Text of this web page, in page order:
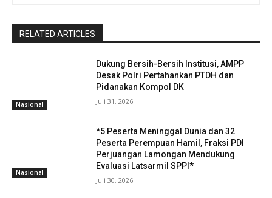
RELATED ARTICLES
Nasional
Dukung Bersih-Bersih Institusi, AMPP
Desak Polri Pertahankan PTDH dan
Pidanakan Kompol DK
Juli 31, 2026
Nasional
*5 Peserta Meninggal Dunia dan 32
Peserta Perempuan Hamil, Fraksi PDI
Perjuangan Lamongan Mendukung
Evaluasi Latsarmil SPPI*
Juli 30, 2026